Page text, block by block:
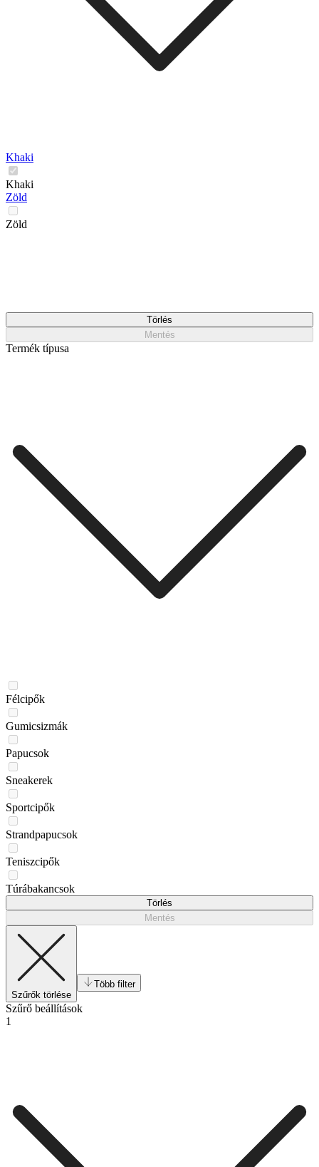
Khaki
Khaki
Zöld
Zöld
Törlés
Mentés
Termék típusa
Félcipők
Gumicsizmák
Papucsok
Sneakerek
Sportcipők
Strandpapucsok
Teniszcipők
Túrábakancsok
Törlés
Mentés
Szűrők törlése
Több filter
Szűrő beállítások
1